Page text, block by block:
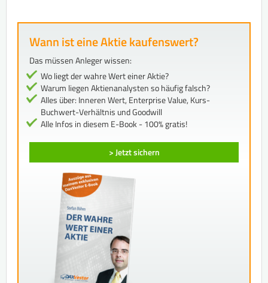
Wann ist eine Aktie kaufenswert?
Das müssen Anleger wissen:
Wo liegt der wahre Wert einer Aktie?
Warum liegen Aktienanalysten so häufig falsch?
Alles über: Inneren Wert, Enterprise Value, Kurs-
Buchwert-Verhältnis und Goodwill
Alle Infos in diesem E-Book - 100% gratis!
> Jetzt sichern